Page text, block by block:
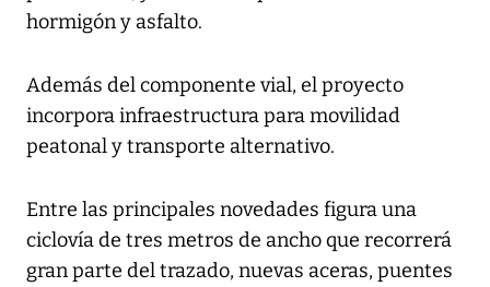
hormigón y asfalto.
Además del componente vial, el proyecto
incorpora infraestructura para movilidad
peatonal y transporte alternativo.
Entre las principales novedades figura una
ciclovía de tres metros de ancho que recorrerá
gran parte del trazado, nuevas aceras, puentes